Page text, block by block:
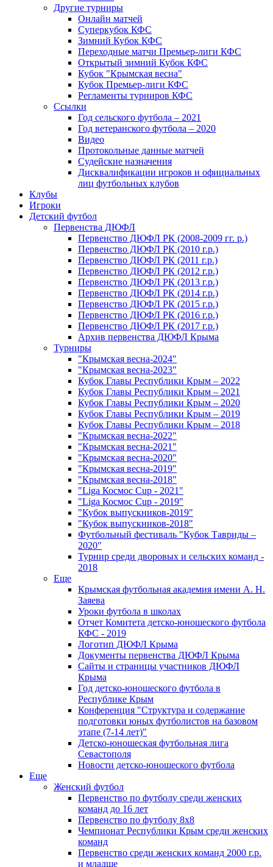
Другие турниры
Онлайн матчей
Суперкубок КФС
Зимний Кубок КФС
Переходные матчи Премьер-лиги КФС
Открытый зимний Кубок КФС
Кубок "Крымская весна"
Кубок Премьер-лиги КФС
Регламенты турниров КФС
Ссылки
Год сельского футбола – 2021
Год ветеранского футбола – 2020
Видео
Протокольные данные матчей
Судейские назначения
Дисквалификации игроков и официальных
лиц футбольных клубов
Клубы
Игроки
Детский футбол
Первенства ДЮФЛ
Первенство ДЮФЛ РК (2008-2009 гг. р.)
Первенство ДЮФЛ РК (2010 г.р.)
Первенство ДЮФЛ РК (2011 г.р.)
Первенство ДЮФЛ РК (2012 г.р.)
Первенство ДЮФЛ РК (2013 г.р.)
Первенство ДЮФЛ РК (2014 г.р.)
Первенство ДЮФЛ РК (2015 г.р.)
Первенство ДЮФЛ РК (2016 г.р.)
Первенство ДЮФЛ РК (2017 г.р.)
Архив первенства ДЮФЛ Крыма
Турниры
"Крымская весна-2024"
"Крымская весна-2023"
Кубок Главы Республики Крым – 2022
Кубок Главы Республики Крым – 2021
Кубок Главы Республики Крым – 2020
Кубок Главы Республики Крым – 2019
Кубок Главы Республики Крым – 2018
"Крымская весна-2022"
"Крымская весна-2021"
"Крымская весна-2020"
"Крымская весна-2019"
"Крымская весна-2018"
"Liga Космос Cup - 2021"
"Liga Космос Cup - 2019"
"Кубок выпускников-2019"
"Кубок выпускников-2018"
Футбольный фестиваль "Кубок Тавриды –
2020"
Турнир среди дворовых и сельских команд -
2018
Еще
Крымская футбольная академия имени А. Н.
Заяева
Уроки футбола в школах
Отчет Комитета детско-юношеского футбола
КФС - 2019
Логотип ДЮФЛ Крыма
Документы первенства ДЮФЛ Крыма
Сайты и страницы участников ДЮФЛ
Крыма
Год детско-юношеского футбола в
Республике Крым
Конференция "Структура и содержание
подготовки юных футболистов на базовом
этапе (7-14 лет)"
Детско-юношеская футбольная лига
Севастополя
Новости детско-юношеского футбола
Еще
Женский футбол
Первенство по футболу среди женских
команд до 16 лет
Первенство по футболу 8х8
Чемпионат Республики Крым среди женских
команд
Первенство среди женских команд 2000 г.р.
и младше